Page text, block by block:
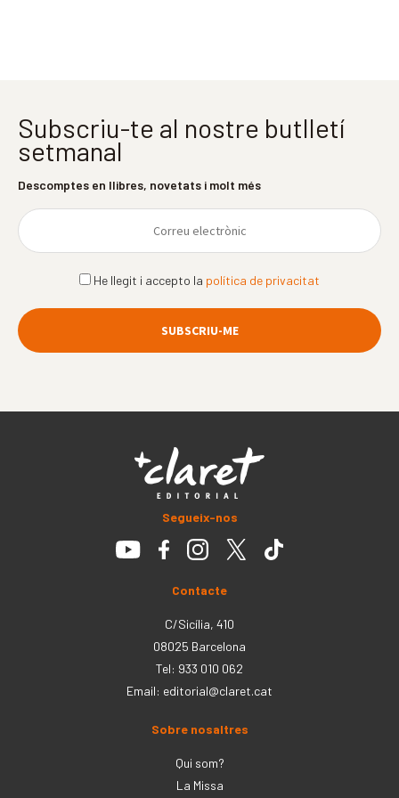
Subscriu-te al nostre butlletí
setmanal
Descomptes en llibres, novetats i molt més
He llegit i accepto la política de privacitat
Segueix-nos
Contacte
C/Sicília, 410
08025 Barcelona
Tel: 933 010 062
Email: editorial@claret.cat
Sobre nosaltres
Qui som?
La Missa